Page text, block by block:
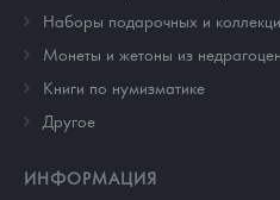
Наборы подарочных и
Монеты и жетоны из
Книги по нумизматике
Другое
ИНФОРМАЦИЯ